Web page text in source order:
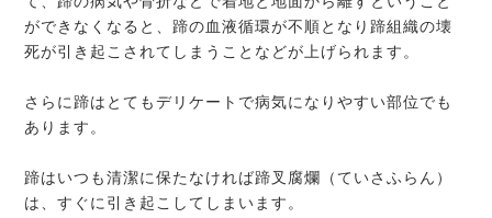
ができなくなると、蹄の血液循環が不順となり蹄組織の壊
死が引き起こされてしまうことなどが上げられます。
さらに蹄はとてもデリケートで病気になりやすい部位でも
あります。
蹄はいつも清潔に保たなければ蹄叉腐爛（ていさふらん）
は、すぐに引き起こしてしまいます。